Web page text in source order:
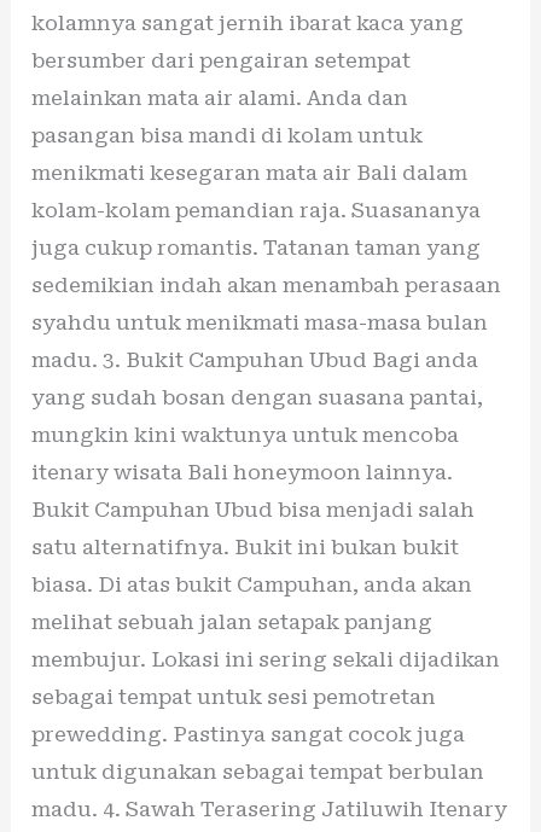
kolamnya sangat jernih ibarat kaca yang
bersumber dari pengairan setempat
melainkan mata air alami. Anda dan
pasangan bisa mandi di kolam untuk
menikmati kesegaran mata air Bali dalam
kolam-kolam pemandian raja. Suasananya
juga cukup romantis. Tatanan taman yang
sedemikian indah akan menambah perasaan
syahdu untuk menikmati masa-masa bulan
madu. 3. Bukit Campuhan Ubud Bagi anda
yang sudah bosan dengan suasana pantai,
mungkin kini waktunya untuk mencoba
itenary wisata Bali honeymoon lainnya.
Bukit Campuhan Ubud bisa menjadi salah
satu alternatifnya. Bukit ini bukan bukit
biasa. Di atas bukit Campuhan, anda akan
melihat sebuah jalan setapak panjang
membujur. Lokasi ini sering sekali dijadikan
sebagai tempat untuk sesi pemotretan
prewedding. Pastinya sangat cocok juga
untuk digunakan sebagai tempat berbulan
madu. 4. Sawah Terasering Jatiluwih Itenary